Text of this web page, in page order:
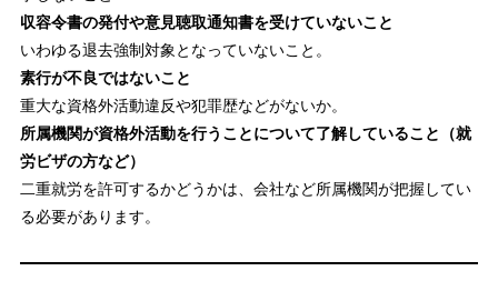
収容令書の発付や意見聴取通知書を受けていないこと
いわゆる退去強制対象となっていないこと。
素行が不良ではないこと
重大な資格外活動違反や犯罪歴などがないか。
所属機関が資格外活動を行うことについて了解していること（就
労ビザの方など）
二重就労を許可するかどうかは、会社など所属機関が把握してい
る必要があります。